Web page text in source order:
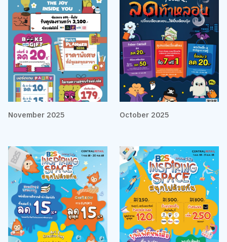
November 2025 October 2025